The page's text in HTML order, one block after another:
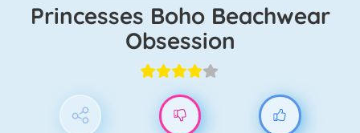
Princesses Boho Beachwear
Obsession